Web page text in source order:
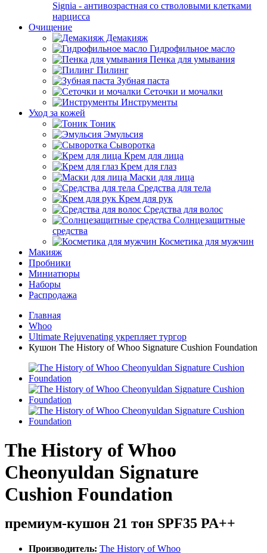
Signia - антивозрастная со стволовыми клетками
нарцисса
Очищение
Демакияж
Гидрофильное масло
Пенка для умывания
Пилинг
Зубная паста
Сеточки и мочалки
Инструменты
Уход за кожей
Тоник
Эмульсия
Сыворотка
Крем для лица
Крем для глаз
Маски для лица
Средства для тела
Крем для рук
Средства для волос
Солнцезащитные
средства
Косметика для мужчин
Макияж
Пробники
Миниатюры
Наборы
Распродажа
Главная
Whoo
Ultimate Rejuvenating укрепляет тургор
Кушон The History of Whoo Signature Cushion Foundation
The History of Whoo
Cheonyuldan Signature
Cushion Foundation
премиум-кушон 21 тон SPF35 PA++
Производитель: The History of Whoo